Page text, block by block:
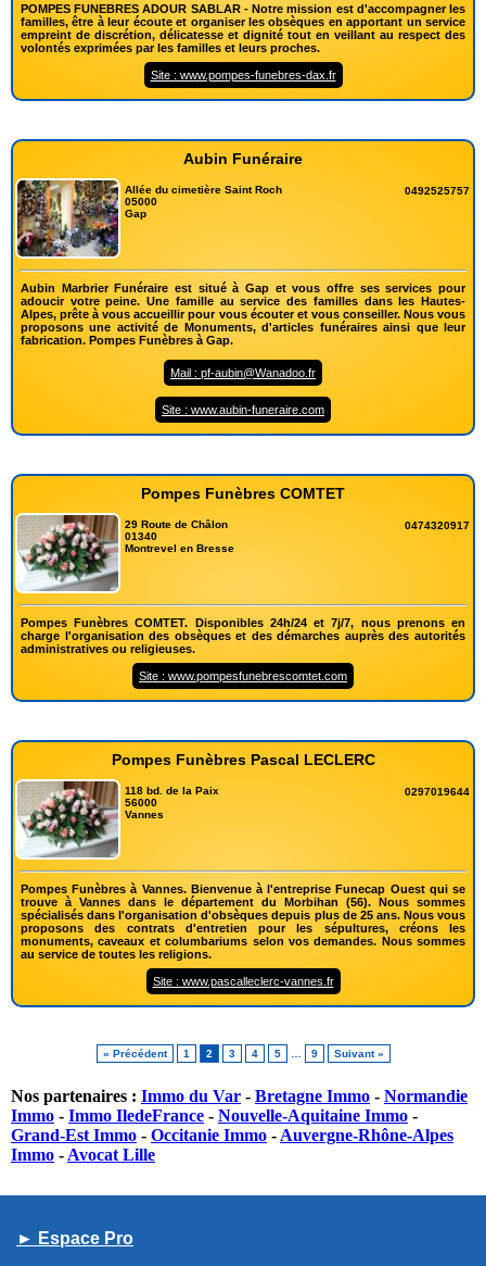
POMPES FUNEBRES ADOUR SABLAR - Notre mission est d'accompagner les
familles, être à leur écoute et organiser les obsèques en apportant un service
empreint de discrétion, délicatesse et dignité tout en veillant au respect des
volontés exprimées par les familles et leurs proches.
Site : www.pompes-funebres-dax.fr
Aubin Funéraire
Allée du cimetière Saint Roch
05000
Gap
0492525757
Aubin Marbrier Funéraire est situé à Gap et vous offre ses services pour
adoucir votre peine. Une famille au service des familles dans les Hautes-
Alpes, prête à vous accueillir pour vous écouter et vous conseiller. Nous vous
proposons une activité de Monuments, d'articles funéraires ainsi que leur
fabrication. Pompes Funèbres à Gap.
Mail : pf-aubin@Wanadoo.fr
Site : www.aubin-funeraire.com
Pompes Funèbres COMTET
29 Route de Châlon
01340
Montrevel en Bresse
0474320917
Pompes Funèbres COMTET. Disponibles 24h/24 et 7j/7, nous prenons en
charge l'organisation des obsèques et des démarches auprès des autorités
administratives ou religieuses.
Site : www.pompesfunebrescomtet.com
Pompes Funèbres Pascal LECLERC
118 bd. de la Paix
56000
Vannes
0297019644
Pompes Funèbres à Vannes. Bienvenue à l'entreprise Funecap Ouest qui se
trouve à Vannes dans le département du Morbihan (56). Nous sommes
spécialisés dans l'organisation d'obsèques depuis plus de 25 ans. Nous vous
proposons des contrats d'entretien pour les sépultures, créons les
monuments, caveaux et columbariums selon vos demandes. Nous sommes
au service de toutes les religions.
Site : www.pascalleclerc-vannes.fr
« Précédent 1 2 3 4 5 9 Suivant »
Nos partenaires : Immo du Var - Bretagne Immo - Normandie
Immo - Immo IledeFrance - Nouvelle-Aquitaine Immo -
Grand-Est Immo - Occitanie Immo - Auvergne-Rhône-Alpes
Immo - Avocat Lille
► Espace Pro